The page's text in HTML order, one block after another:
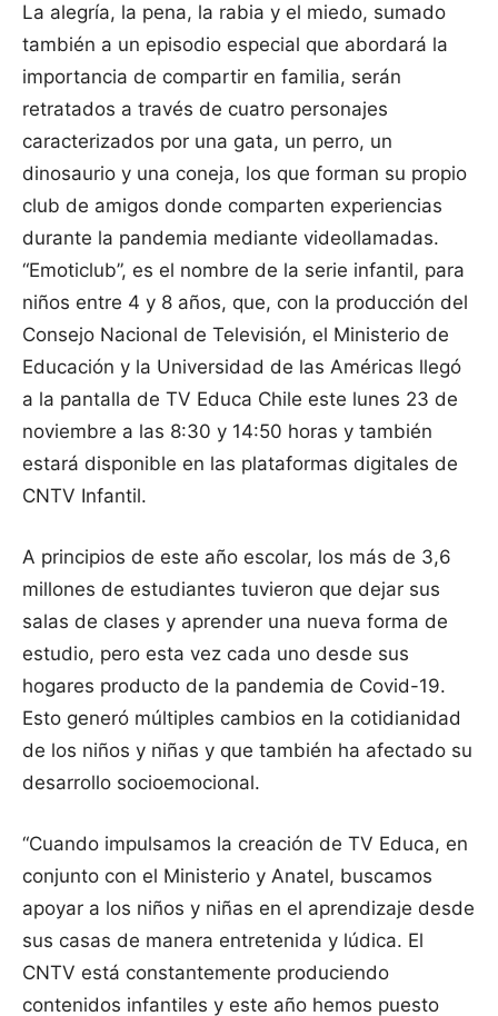
La alegría, la pena, la rabia y el miedo, sumado
también a un episodio especial que abordará la
importancia de compartir en familia, serán
retratados a través de cuatro personajes
caracterizados por una gata, un perro, un
dinosaurio y una coneja, los que forman su propio
club de amigos donde comparten experiencias
durante la pandemia mediante videollamadas.
“Emoticlub”, es el nombre de la serie infantil, para
niños entre 4 y 8 años, que, con la producción del
Consejo Nacional de Televisión, el Ministerio de
Educación y la Universidad de las Américas llegó
a la pantalla de TV Educa Chile este lunes 23 de
noviembre a las 8:30 y 14:50 horas y también
estará disponible en las plataformas digitales de
CNTV Infantil.
A principios de este año escolar, los más de 3,6
millones de estudiantes tuvieron que dejar sus
salas de clases y aprender una nueva forma de
estudio, pero esta vez cada uno desde sus
hogares producto de la pandemia de Covid-19.
Esto generó múltiples cambios en la cotidianidad
de los niños y niñas y que también ha afectado su
desarrollo socioemocional.
“Cuando impulsamos la creación de TV Educa, en
conjunto con el Ministerio y Anatel, buscamos
apoyar a los niños y niñas en el aprendizaje desde
sus casas de manera entretenida y lúdica. El
CNTV está constantemente produciendo
contenidos infantiles y este año hemos puesto